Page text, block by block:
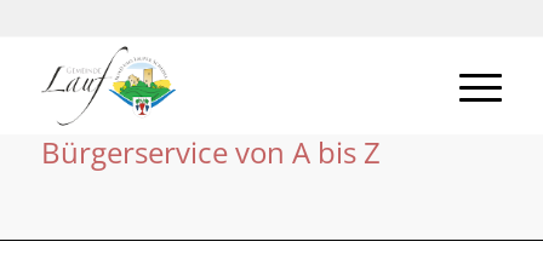
Bürgerservice von A bis Z